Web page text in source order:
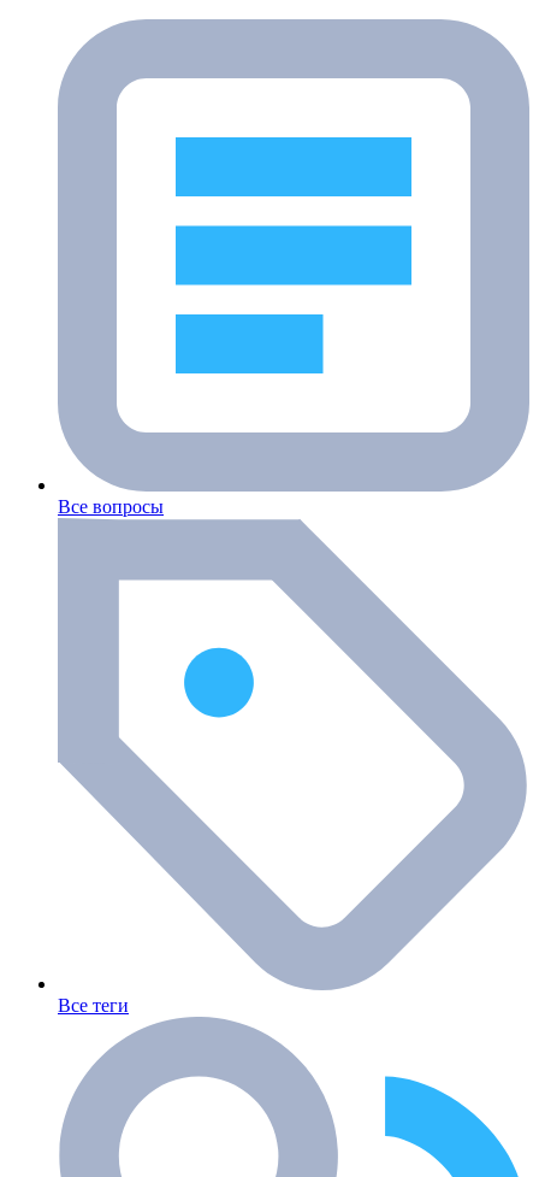
Все вопросы
Все теги